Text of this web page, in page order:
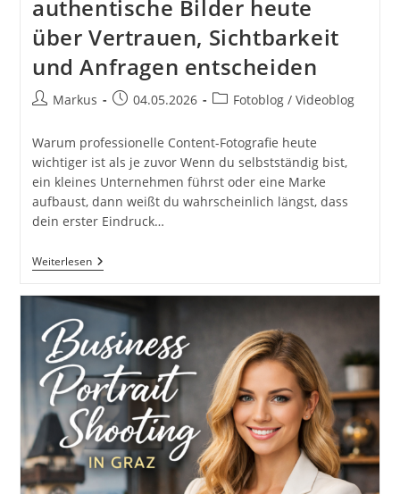
authentische Bilder heute
über Vertrauen, Sichtbarkeit
und Anfragen entscheiden
Beitrags-
Markus
Beitrag04.05.2026
Beitrags-
Fotoblog / Videoblog
Warum professionelle Content-Fotografie heute
wichtiger ist als je zuvor Wenn du selbstständig bist,
ein kleines Unternehmen führst oder eine Marke
aufbaust, dann weißt du wahrscheinlich längst, dass
dein erster Eindruck…
WeiterlesenContent
Fotografie
Kleine
Unternehmen
Und
Selbstständige:
Warum
Authentische
Bilder
Heute
Über
Vertrauen,
Sichtbarkeit
Und
Anfragen
Entscheiden